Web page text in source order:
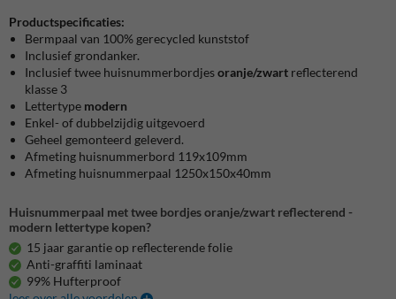
Productspecificaties:
Bermpaal van 100% gerecycled kunststof
Inclusief grondanker.
Inclusief twee huisnummerbordjesoranje/zwart reflecterend
klasse 3
Lettertype modern
Enkel- of dubbelzijdig uitgevoerd
Geheel gemonteerd geleverd.
Afmeting huisnummerbord 119x109mm
Afmeting huisnummerpaal 1250x150x40mm
Huisnummerpaal met twee bordjes oranje/zwart reflecterend -
modern lettertype kopen?
15 jaar garantie op reflecterende folie
Anti-graffiti laminaat
99% Hufterproof